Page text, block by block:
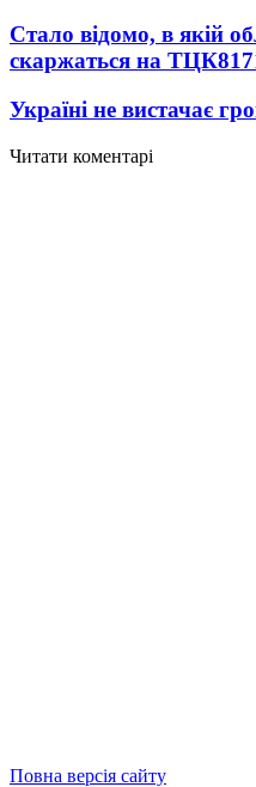
Стало відомо, в якій
скаржаться на ТЦК
Україні не вистачає
Читати коментарі
Повна версія сайту